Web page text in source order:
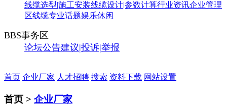
线缆选型|施工安装线缆设计|参数计算行业资讯企业管理
区线缆专业话题娱乐休闲
BBS事务区
论坛公告建议|投诉|举报
首页 企业厂家 人才招聘 搜索 资料下载 网站设置
首页 > 企业厂家